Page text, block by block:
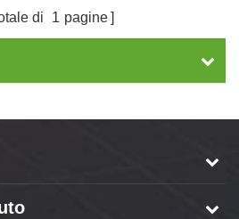
di 1 pagine